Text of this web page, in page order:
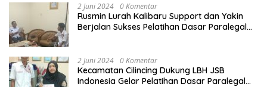
2 Juni 2024 0 Komentar
Rusmin Lurah Kalibaru Support dan Yakin
Berjalan Sukses Pelatihan Dasar Paralegal
2 Juni 2024 0 Komentar
Kecamatan Cilincing Dukung LBH JSB
Indonesia Gelar Pelatihan Dasar Paralegal